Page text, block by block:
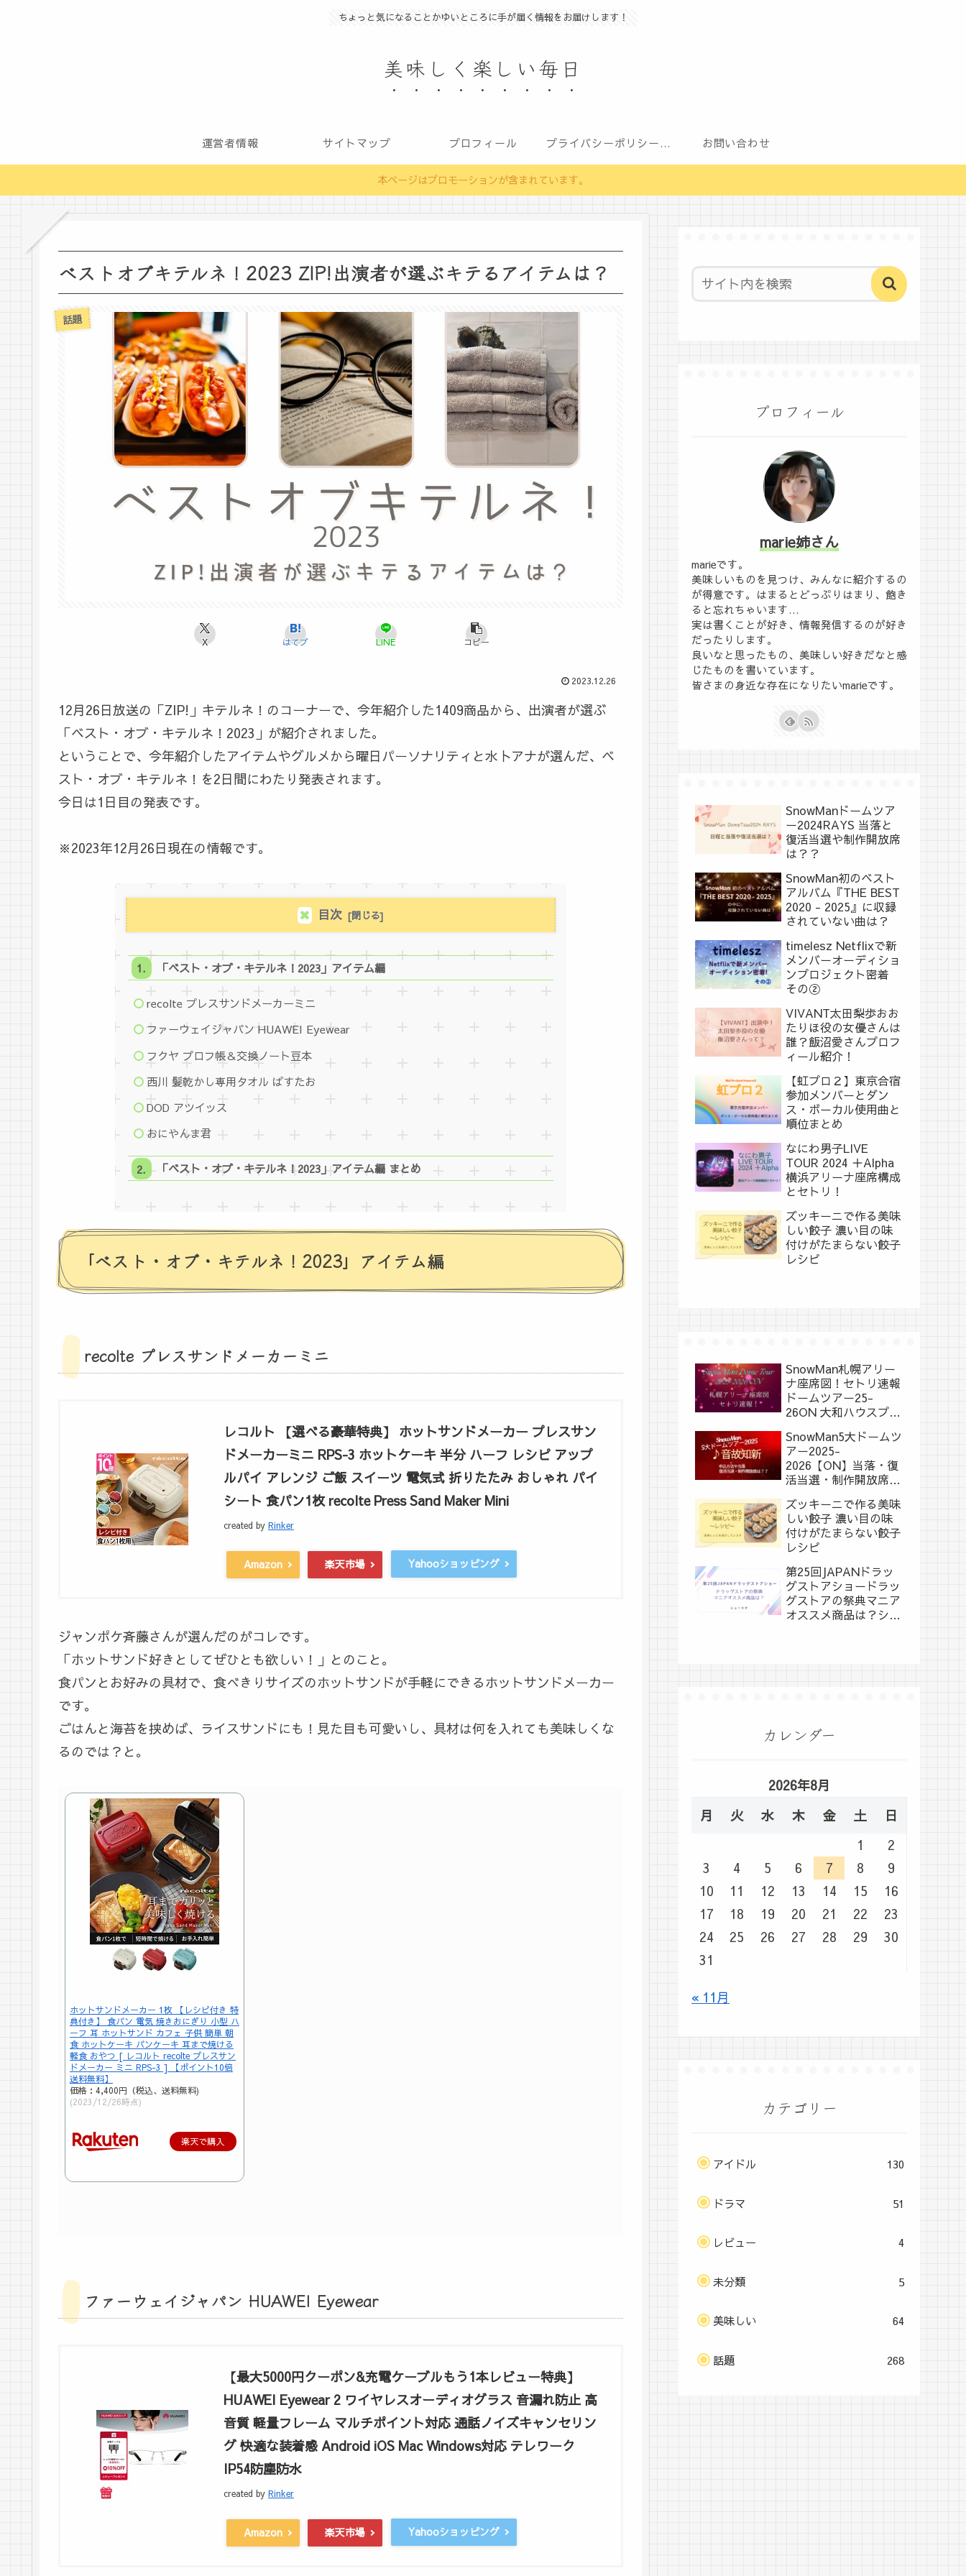
ちょっと気になることかゆいところに手が届く情報をお届けします！
美味しく楽しい毎日
運営者情報 サイトマップ プロフィール プライバシーポリシー（改正電気通信事業法・外部送信規律に関する事項を含む） お問い合わせ
本ページはプロモーションが含まれています。
ベストオブキテルネ！2023 ZIP!出演者が選ぶキテるアイテムは？
話題
X はてブ LINE コピー
2023.12.26
12月26日放送の「ZIP!」キテルネ！のコーナーで、今年紹介した1409商品から、出演者が選ぶ
「ベスト・オブ・キテルネ！2023」が紹介されました。
ということで、今年紹介したアイテムやグルメから曜日パーソナリティと水卜アナが選んだ、ベ
スト・オブ・キテルネ！を2日間にわたり発表されます。
今日は1日目の発表です。
※2023年12月26日現在の情報です。
目次
「ベスト・オブ・キテルネ！2023」アイテム編
recolte プレスサンドメーカーミニ
ファーウェイジャパン HUAWEI Eyewear
フクヤ プロフ帳＆交換ノート豆本
西川 髪乾かし専用タオル ぱすたお
DOD アツイッス
おにやんま君
「ベスト・オブ・キテルネ！2023」アイテム編 まとめ
「ベスト・オブ・キテルネ！2023」アイテム編
recolte プレスサンドメーカーミニ
レコルト 【選べる豪華特典】 ホットサンドメーカー プレスサン
ドメーカーミニ RPS-3 ホットケーキ 半分 ハーフ レシピ アップ
ルパイ アレンジ ご飯 スイーツ 電気式 折りたたみ おしゃれ パイ
シート 食パン1枚 recolte Press Sand Maker Mini
created by Rinker
Amazon 楽天市場 Yahooショッピング
ジャンポケ斉藤さんが選んだのがコレです。
「ホットサンド好きとしてぜひとも欲しい！」とのこと。
食パンとお好みの具材で、食べきりサイズのホットサンドが手軽にできるホットサンドメーカー
です。
ごはんと海苔を挟めば、ライスサンドにも！見た目も可愛いし、具材は何を入れても美味しくな
るのでは？と。
ホットサンドメーカー 1枚 【レシピ付き 特
典付き】 食パン 電気 焼きおにぎり 小型 ハ
ーフ 耳 ホットサンド カフェ 子供 簡単 朝
食 ホットケーキ パンケーキ 耳まで焼ける
軽食 おやつ [ レコルト recolte プレスサン
ドメーカー ミニ RPS-3 ] 【ポイント10倍
送料無料】
価格：4,400円（税込、送料無料)
(2023/12/26時点)
楽天で購入
ファーウェイジャパン HUAWEI Eyewear
【最大5000円クーポン&充電ケーブルもう1本レビュー特典】
HUAWEI Eyewear 2 ワイヤレスオーディオグラス 音漏れ防止 高
音質 軽量フレーム マルチポイント対応 通話ノイズキャンセリン
グ 快適な装着感 Android iOS Mac Windows対応 テレワーク
IP54防塵防水
created by Rinker
Amazon 楽天市場 Yahooショッピング
プロフィール
marie姉さん
marieです。
美味しいものを見つけ、みんなに紹介するの
が得意です。はまるとどっぷりはまり、飽き
ると忘れちゃいます…
実は書くことが好き、情報発信するのが好き
だったりします。
良いなと思ったもの、美味しい好きだなと感
じたものを書いています。
皆さまの身近な存在になりたいmarieです。
SnowManドームツア
ー2024RAYS 当落と
復活当選や制作開放席
は？？
SnowMan初のベスト
アルバム『THE BEST
2020 - 2025』に収録
されていない曲は？
timelesz Netflixで新
メンバーオーディショ
ンプロジェクト密着
その②
VIVANT太田梨歩おお
たりほ役の女優さんは
誰？飯沼愛さんプロフ
ィール紹介！
【虹プロ２】東京合宿
参加メンバーとダン
ス・ボーカル使用曲と
順位まとめ
なにわ男子LIVE
TOUR 2024 ＋Alpha
横浜アリーナ座席構成
とセトリ！
ズッキーニで作る美味
しい餃子 濃い目の味
付けがたまらない餃子
レシピ
SnowMan札幌アリー
ナ座席図！セトリ速報
ドームツアー25-
26ON 大和ハウスプレ
SnowMan5大ドームツ
アー2025-
2026【ON】当落・復
活当選・制作開放席
ズッキーニで作る美味
しい餃子 濃い目の味
付けがたまらない餃子
レシピ
第25回JAPANドラッ
グストアショードラッ
グストアの祭典マニア
オススメ商品は？シュ
カレンダー
2026年8月
月
火 水 木 金 土
日
1
2
3
4 5 6 7 8
9
10
11 12 13 14 15
16
17
18 19 20 21 22
23
24
25 26 27 28 29
30
31
« 11月
カテゴリー
アイドル 130
ドラマ 51
レビュー 4
未分類 5
美味しい 64
話題 268